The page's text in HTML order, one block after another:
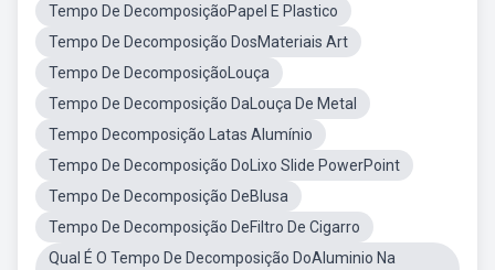
Tempo De DecomposiçãoPapel E Plastico
Tempo De Decomposição DosMateriais Art
Tempo De DecomposiçãoLouça
Tempo De Decomposição DaLouça De Metal
Tempo Decomposição Latas Alumínio
Tempo De Decomposição DoLixo Slide PowerPoint
Tempo De Decomposição DeBlusa
Tempo De Decomposição DeFiltro De Cigarro
Qual É O Tempo De Decomposição DoAluminio Na